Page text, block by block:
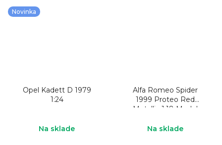
Novinka
Opel Kadett D 1979
1:24
Na sklade
Alfa Romeo Spider
1999 Proteo Red
Metallic 1:18 Model
Na sklade